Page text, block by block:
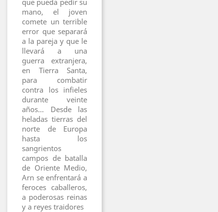
que pueda pedir su
mano, el joven
comete un terrible
error que separará
a la pareja y que le
llevará a una
guerra extranjera,
en Tierra Santa,
para combatir
contra los infieles
durante veinte
años… Desde las
heladas tierras del
norte de Europa
hasta los
sangrientos
campos de batalla
de Oriente Medio,
Arn se enfrentará a
feroces caballeros,
a poderosas reinas
y a reyes traidores